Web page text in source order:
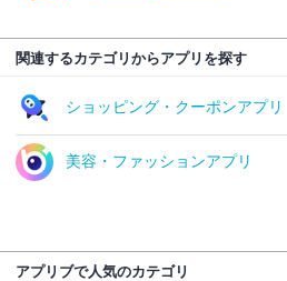
関連するカテゴリからアプリを探す
ショッピング・クーポンアプリ
美容・ファッションアプリ
アプリブで人気のカテゴリ